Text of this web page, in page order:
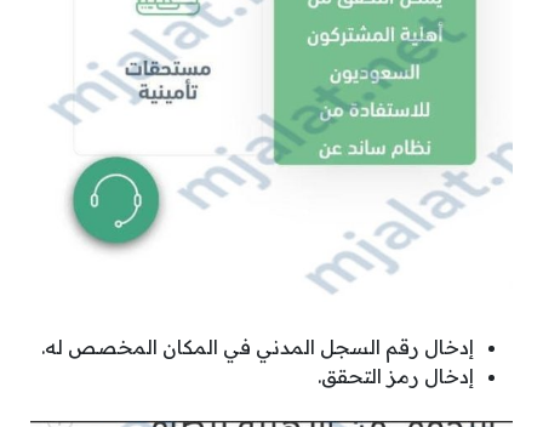
إدخال رقم السجل المدني في المكان المخصص له.
إدخال رمز التحقق.